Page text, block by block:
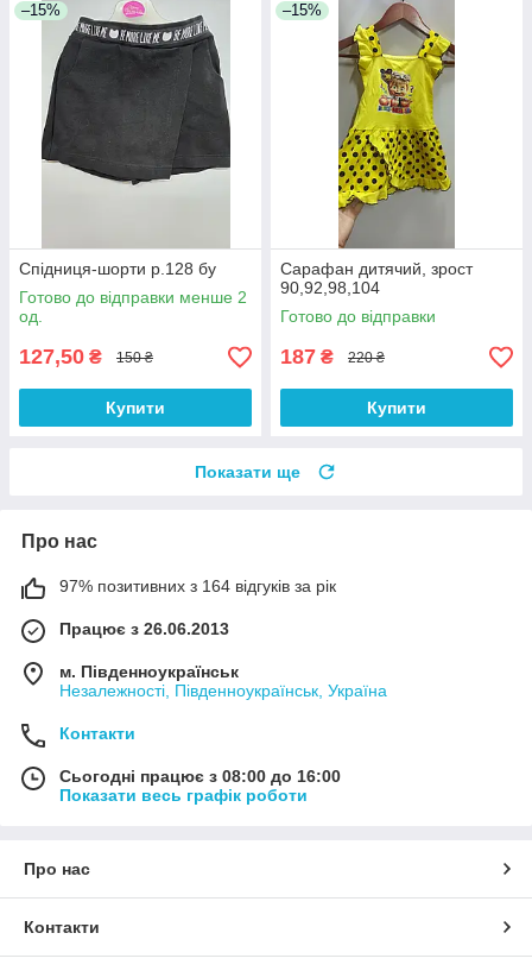
–15%
Спідниця-шорти р.128 бу
Готово до відправки менше 2
од.
127,50 ₴ 150 ₴
Купити
–15%
Сарафан дитячий, зрост
90,92,98,104
Готово до відправки
187 ₴ 220 ₴
Купити
Показати ще
Про нас
97% позитивних з 164 відгуків за рік
Працює з 26.06.2013
м. Південноукраїнськ
Незалежності, Південноукраїнськ, Україна
Контакти
Сьогодні працює з 08:00 до 16:00
Показати весь графік роботи
Про нас
Контакти